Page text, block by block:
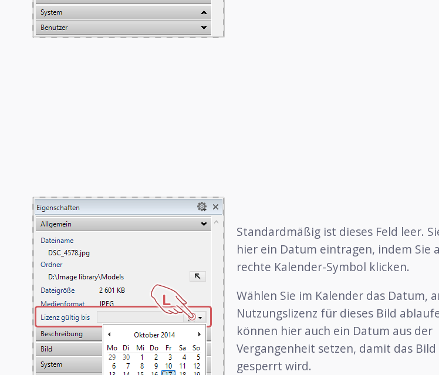
Standardmäßig ist dieses Feld leer.
hier ein Datum eintragen, indem Sie
rechte Kalender-Symbol klicken.
Wählen Sie im Kalender das Datum,
Nutzungslizenz für dieses Bild
können hier auch ein Datum aus der
Vergangenheit setzen, damit das
gesperrt wird.